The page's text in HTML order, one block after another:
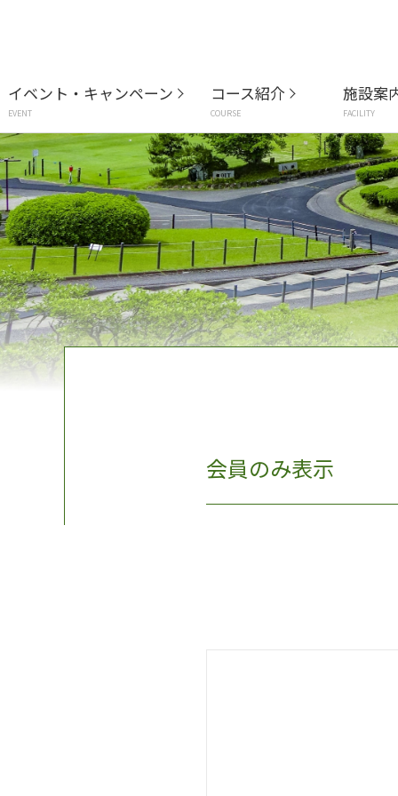
イベント・キャンペーン
EVENT
コース紹介
COURSE
施設案
FACILITY
会員のみ表示